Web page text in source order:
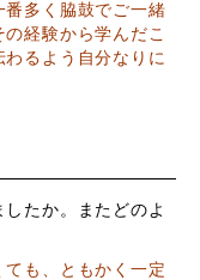
番多く脇鼓でご一緒
経験から学んだこ
るよう自分なりに
たか。またどのよ
も、ともかく一定